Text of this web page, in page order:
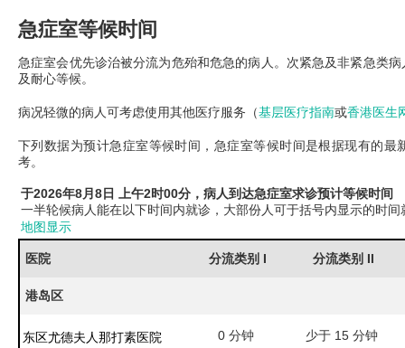
急症室等候时间
急症室会优先诊治被分流为危殆和危急的病人。次紧急及非紧急类
及耐心等候。
病况轻微的病人可考虑使用其他医疗服务（基层医疗指南或香港医生
下列数据为预计急症室等候时间，急症室等候时间是根据现有的最
考。
于2026年8月8日 上午2时00分，病人到达急症室求诊预计等候时间
一半轮候病人能在以下时间内就诊，大部份人可于括号内显示的时间
地图显示
医院 分流类别 I 分流类别 II
港岛区
东区尤德夫人那打素医院 0 分钟 少于 15 分钟